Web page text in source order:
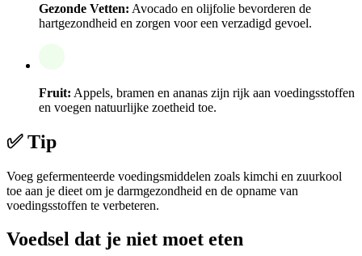
Gezonde Vetten: Avocado en olijfolie bevorderen de
hartgezondheid en zorgen voor een verzadigd gevoel.
Fruit: Appels, bramen en ananas zijn rijk aan voedingsstoffen
en voegen natuurlijke zoetheid toe.
✅ Tip
Voeg gefermenteerde voedingsmiddelen zoals kimchi en zuurkool
toe aan je dieet om je darmgezondheid en de opname van
voedingsstoffen te verbeteren.
Voedsel dat je niet moet eten